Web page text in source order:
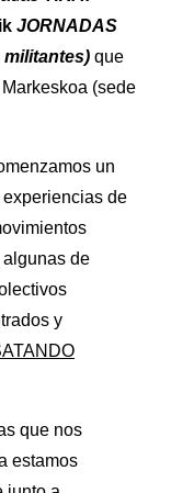
JORNADAS
militantes) que
(sede
un
de
de
y
que nos
estamos